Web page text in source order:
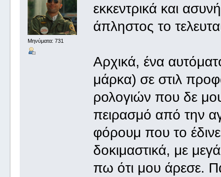
Μηνύματα: 731
εκκεντρικά και
άπληστος το
Αρχικά, ένα
μάρκα) σε στιλ
ρολογιών που δε
πειρασμό από την
φόρουμ που το
δοκιμαστικά, με
πω ότι μου άρεσε.